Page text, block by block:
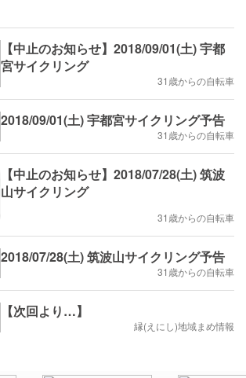
【中止のお知らせ】2018/09/01(土) 宇都
宮サイクリング
31歳からの自転車
2018/09/01(土) 宇都宮サイクリング予告
31歳からの自転車
【中止のお知らせ】2018/07/28(土) 筑波
山サイクリング
31歳からの自転車
2018/07/28(土) 筑波山サイクリング予告
31歳からの自転車
【次回より…】
縁(えにし)地域まめ情報